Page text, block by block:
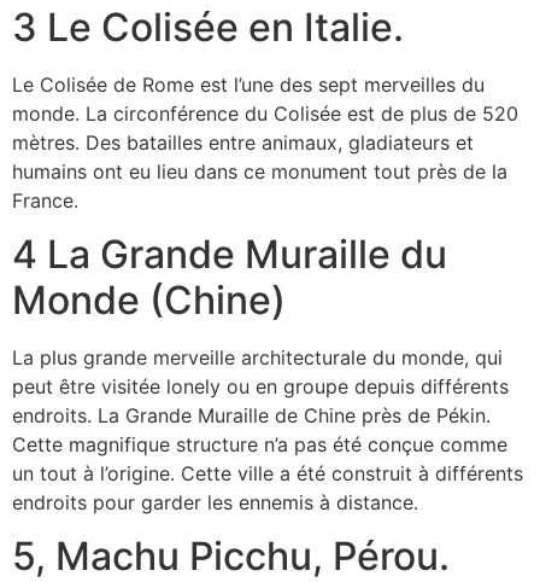
3 Le Colisée en Italie.
Le Colisée de Rome est l’une des sept merveilles du
monde. La circonférence du Colisée est de plus de 520
mètres. Des batailles entre animaux, gladiateurs et
humains ont eu lieu dans ce monument tout près de la
France.
4 La Grande Muraille du
Monde (Chine)
La plus grande merveille architecturale du monde, qui
peut être visitée lonely ou en groupe depuis différents
endroits. La Grande Muraille de Chine près de Pékin.
Cette magnifique structure n’a pas été conçue comme
un tout à l’origine. Cette ville a été construit à différents
endroits pour garder les ennemis à distance.
5, Machu Picchu, Pérou.